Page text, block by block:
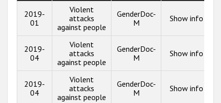
2019-
01
Violent
attacks
against people
GenderDoc-
M
Show info
2019-
04
Violent
attacks
against people
GenderDoc-
M
Show info
2019-
04
Violent
attacks
against people
GenderDoc-
M
Show info